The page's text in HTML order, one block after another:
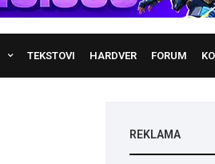
TEKSTOVI HARDVER FORUM
REKLAMA